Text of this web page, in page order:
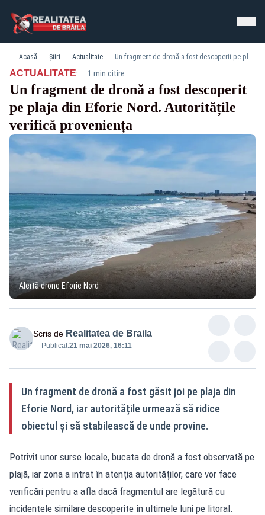
Acasă Știri Actualitate Un fragment de dronă a fost descoperit pe plaja din Eforie Nord. Autoritățile verifică proveniența
ACTUALITATE· 1 min citire
Un fragment de dronă a fost descoperit
pe plaja din Eforie Nord. Autoritățile
verifică proveniența
Alertă drone Eforie Nord
Scris de Realitatea de Braila
Publicat:21 mai 2026, 16:11
Un fragment de dronă a fost găsit joi pe plaja din
Eforie Nord, iar autoritățile urmează să ridice
obiectul și să stabilească de unde provine.
Potrivit unor surse locale, bucata de dronă a fost observată pe
plajă, iar zona a intrat în atenția autorităților, care vor face
verificări pentru a afla dacă fragmentul are legătură cu
incidentele similare descoperite în ultimele luni pe litoral.